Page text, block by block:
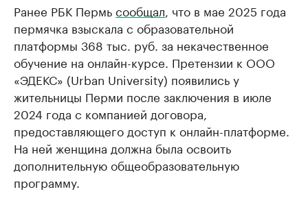
Ранее РБК Пермьсообщал , что в мае 2025 года
пермячка взыскала с образовательной
платформы 368 тыс. руб. за некачественное
обучение на онлайн-курсе. Претензии к ООО
«ЭДЕКС» (Urban University) появились у
жительницы Перми после заключения в июле
2024 года с компанией договора,
предоставляющего доступ к онлайн-платформе.
На ней женщина должна была освоить
дополнительную общеобразовательную
программу.